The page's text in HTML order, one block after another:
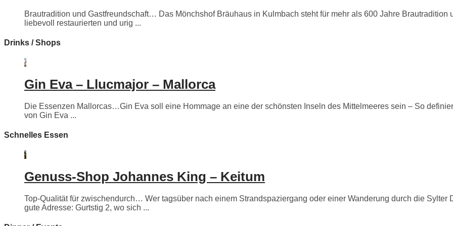
Brautradition und Gastfreundschaft… Das Mönchshof Bräuhaus in Kulmbach steht für mehr als 600 Jahre
liebevoll restaurierten und urig ...
Drinks / Shops
Gin Eva – Llucmajor – Mallorca
Die Essenzen Mallorcas…Gin Eva soll eine Hommage an eine der schönsten Inseln des Mittelmeeres sein – So
von Gin Eva ...
Schnelles Essen
Genuss-Shop Johannes King – Keitum
Top-Qualität für zwischendurch… Wer tagsüber nach einem Strandspaziergang oder einer Wanderung durch die Sylter
gute Adresse: Gurtstig 2, wo sich ...